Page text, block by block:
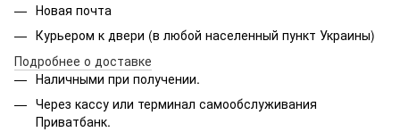
Новая почта
Курьером к двери (в любой населенный пункт Украины)
Подробнее о доставке
Наличными при получении.
Через кассу или терминал самообслуживания
Приватбанк.